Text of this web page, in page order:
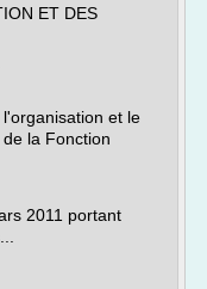
ET DES
et le
la Fonction
2011 portant